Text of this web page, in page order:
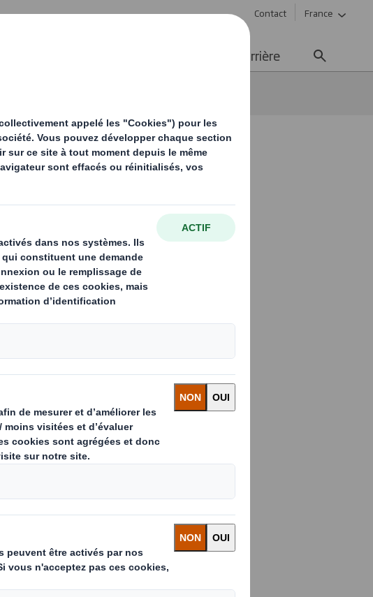
Contact France
Carrière
GoodPlanet
Fondation
ses engagements en
France, devient
trois ans.